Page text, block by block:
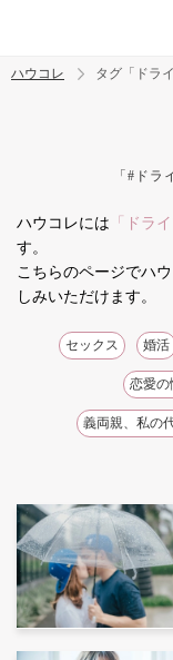
結婚 セックス
ハウコレ タグ「ドライ
「#ド
ハウコレには 「ドライ
す。
こちらのページでハ
しみいただけます。
セックス 婚活
恋愛の
義両親、私の